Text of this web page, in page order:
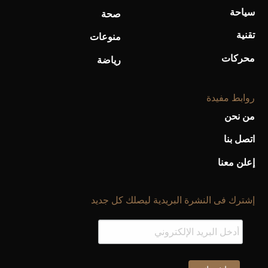
سياحة
تقنية
محركات
صحة
منوعات
رياضة
روابط مفيدة
من نحن
اتصل بنا
إعلن معنا
إشترك فى النشرة البريدية ليصلك كل جديد